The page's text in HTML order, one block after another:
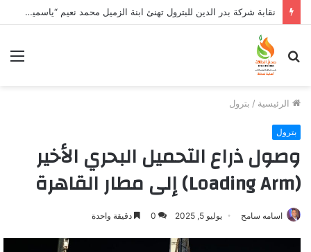
نقابة شركة بدر الدين للبترول تهنئ ابنة الزميل محمد نعيم “ياسمين” بتخرجها وتفوقها
بحث
عن
الرئيسية / بترول
بترول
وصول ذراع التحميل البحري الأخير
(Loading Arm) إلى مطار القاهرة
اسامه سامح يوليو 5, 2025 0 دقيقة واحدة